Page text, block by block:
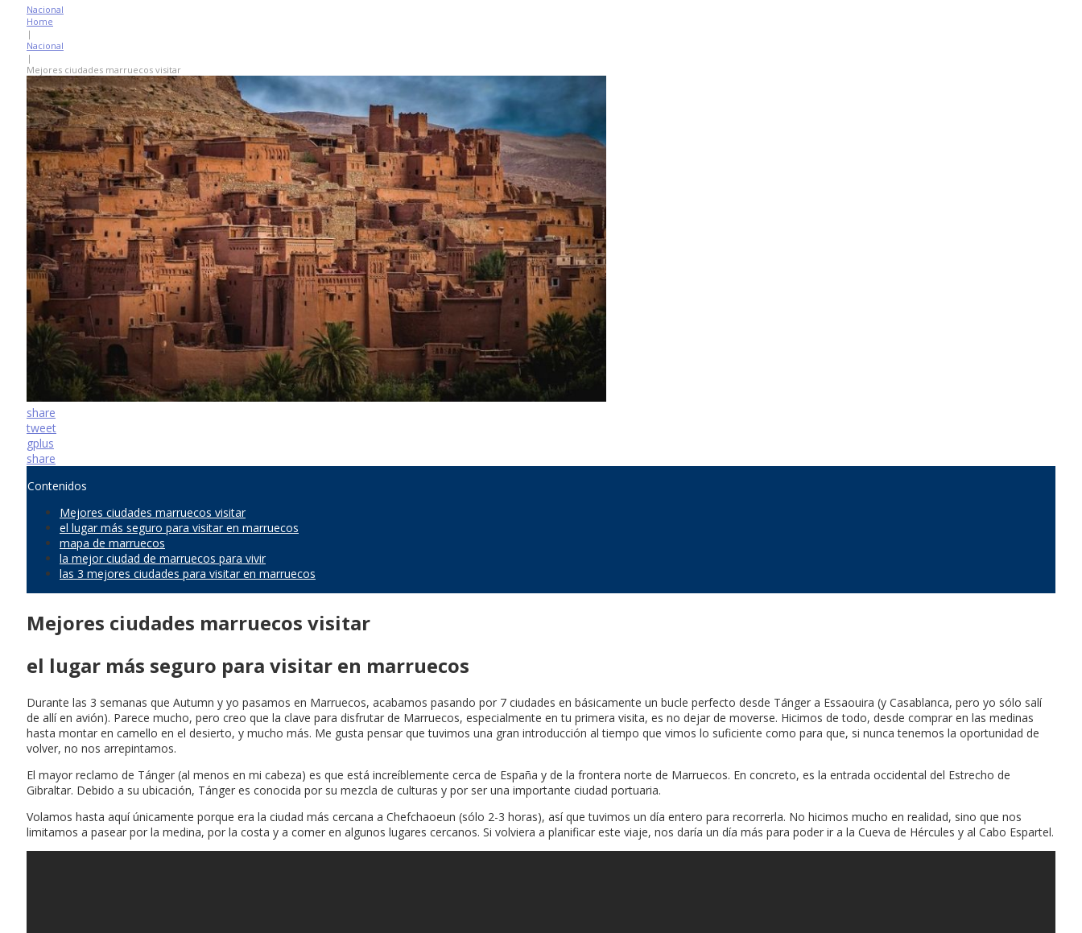
Nacional
Home
|
Nacional
|
Mejores ciudades marruecos visitar
share
tweet
gplus
share
Contenidos
Mejores ciudades marruecos visitar
el lugar más seguro para visitar en marruecos
mapa de marruecos
la mejor ciudad de marruecos para vivir
las 3 mejores ciudades para visitar en marruecos
Mejores ciudades marruecos visitar
el lugar más seguro para visitar en marruecos
Durante las 3 semanas que Autumn y yo pasamos en Marruecos, acabamos pasando por 7 ciudades en básicamente un bucle perfecto desde Tánger a Essaouira (y Casablanca, pero yo sólo salí
de allí en avión). Parece mucho, pero creo que la clave para disfrutar de Marruecos, especialmente en tu primera visita, es no dejar de moverse. Hicimos de todo, desde comprar en las medinas
hasta montar en camello en el desierto, y mucho más. Me gusta pensar que tuvimos una gran introducción al tiempo que vimos lo suficiente como para que, si nunca tenemos la oportunidad de
volver, no nos arrepintamos.
El mayor reclamo de Tánger (al menos en mi cabeza) es que está increíblemente cerca de España y de la frontera norte de Marruecos. En concreto, es la entrada occidental del Estrecho de
Gibraltar. Debido a su ubicación, Tánger es conocida por su mezcla de culturas y por ser una importante ciudad portuaria.
Volamos hasta aquí únicamente porque era la ciudad más cercana a Chefchaoeun (sólo 2-3 horas), así que tuvimos un día entero para recorrerla. No hicimos mucho en realidad, sino que nos
limitamos a pasear por la medina, por la costa y a comer en algunos lugares cercanos. Si volviera a planificar este viaje, nos daría un día más para poder ir a la Cueva de Hércules y al Cabo Espartel.